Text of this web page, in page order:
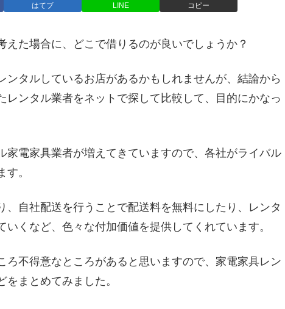
はてブ LINE コピー
た場合に、どこで借りるのが良いでしょうか？
タルしているお店があるかもしれませんが、結論から
ンタル業者をネットで探して比較して、目的にかなっ
家電家具業者が増えてきていますので、各社がライバル
。
、自社配送を行うことで配送料を無料にしたり、レンタ
くなど、色々な付加価値を提供してくれています。
ろ不得意なところがあると思いますので、家電家具レン
まとめてみました。